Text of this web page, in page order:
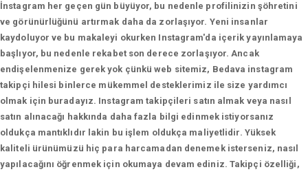
İnstagram her geçen gün büyüyor, bu nedenle profilinizin şöhretini
ve görünürlüğünü artırmak daha da zorlaşıyor. Yeni insanlar
kaydoluyor ve bu makaleyi okurken Instagram'da içerik yayınlamaya
başlıyor, bu nedenle rekabet son derece zorlaşıyor. Ancak
endişelenmenize gerek yok çünkü web sitemiz, Bedava instagram
takipçi hilesi binlerce mükemmel desteklerimiz ile size yardımcı
olmak için buradayız. Instagram takipçileri satın almak veya nasıl
satın alınacağı hakkında daha fazla bilgi edinmek istiyorsanız
oldukça mantıklıdır lakin bu işlem oldukça maliyetlidir. Yüksek
kaliteli ürünümüzü hiç para harcamadan denemek isterseniz, nasıl
yapılacağını öğrenmek için okumaya devam ediniz. Takipçi özelliği,